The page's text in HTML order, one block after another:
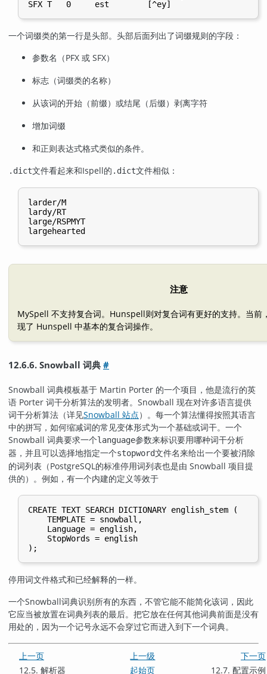
一个词缀类的第一行是头部。头部后面列出了词缀规则的字段：
参数名（PFX 或 SFX）
标志（词缀类的名称）
从该词的开始（前缀）或结尾（后缀）剥离字符
增加词缀
和正则表达式格式类似的条件。
.dict文件看起来和Ispell的 .dict文件相似：
larder/M
lardy/RT
large/RSPMYT
注意
MySpell 不支持复合词。 Hunspell则对复合词有更好的支持。当前
现了 Hunspell 中基本的复合词操作。
12.6.6.Snowball 词典#
Snowball 词典模板基于 Martin Porter 的一个项目，他是流行的英
语 Porter 词干分析算法的发明者。Snowball 现在对许多语言提供
词干分析算法（详见Snowball 站点）。每一个算法懂得按照其语言
中的拼写，如何缩减词的常见变体形式为一个基础或词干。一个
Snowball 词典要求一个language参数来标识要用哪种词干分析
器，并且可以选择地指定一个stopword文件名来给出一个要被消除
的词列表（PostgreSQL的标准停用词列表也是由 Snowball 项目提
供的）。例如，有一个内建的定义等效于
CREATE TEXT SEARCH DICTIONARY english_stem (
    TEMPLATE = snowball,
    Language = english,
    StopWords = english
停用词文件格式和已经解释的一样。
一个Snowball词典识别所有的东西，不管它能不能简化该词，因此
它应当被放置在词典列表的最后。把它放在任何其他词典前面是没有
用处的，因为一个记号永远不会穿过它而进入到下一个词典。
上一页 上一级
下一页
12.5. 解析器
起始页 12.7. 配置示例